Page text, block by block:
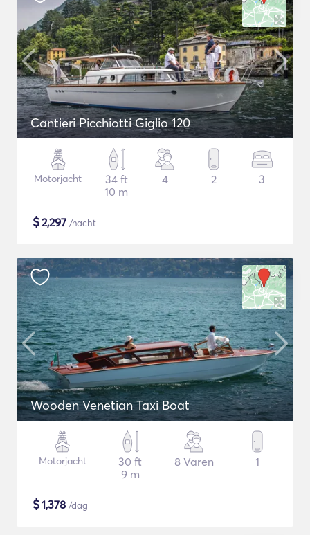
Cantieri Picchiotti Giglio 120
Motorjacht
34 ft
10 m
4 2 3
$2,297 /nacht
Wooden Venetian Taxi Boat
Motorjacht
30 ft
9 m
8 Varen 1
$1,378 /dag